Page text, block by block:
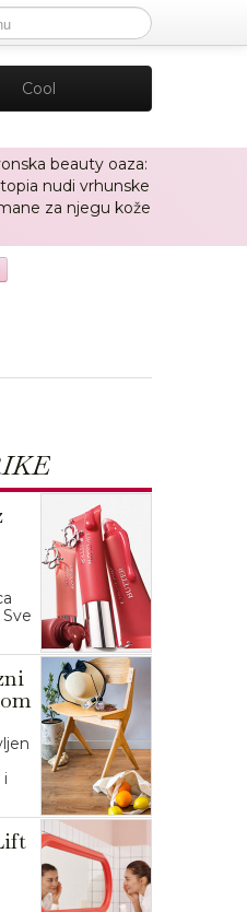
Cool
beauty oaza:
nudi vrhunske
za njegu kože